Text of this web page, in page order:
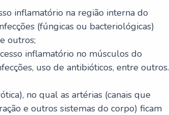
inflamatório na região interna do
(fúngicas ou bacteriológicas)
outros;
inflamatório no músculos do
uso de antibióticos, entre outros.
no qual as artérias (canais que
e outros sistemas do corpo) ficam